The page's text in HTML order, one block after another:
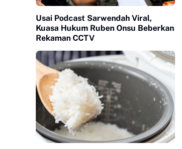
Usai Podcast Sarwendah Viral,
Kuasa Hukum Ruben Onsu Beberkan
Rekaman CCTV